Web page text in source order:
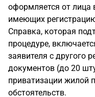
оформляется от
имеющих
Справка, которая
процедуре,
заявителя с другого
документов (до 20
приватизации жилой
обстоятельств.